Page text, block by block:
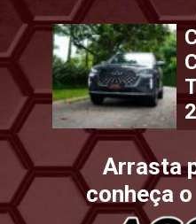
Arrasta
conheça